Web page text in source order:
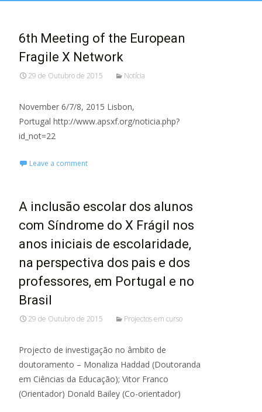
6th Meeting of the European
Fragile X Network
29 de Outubro de 2015 Notícia
November 6/7/8, 2015 Lisbon,
Portugal http://www.apsxf.org/noticia.php?
id_not=22
Leave a comment
A inclusão escolar dos alunos
com Síndrome do X Frágil nos
anos iniciais de escolaridade,
na perspectiva dos pais e dos
professores, em Portugal e no
Brasil
29 de Outubro de 2015 Projectos em curso
Projecto de investigação no âmbito de
doutoramento – Monaliza Haddad (Doutoranda
em Ciências da Educação); Vitor Franco
(Orientador) Donald Bailey (Co-orientador)